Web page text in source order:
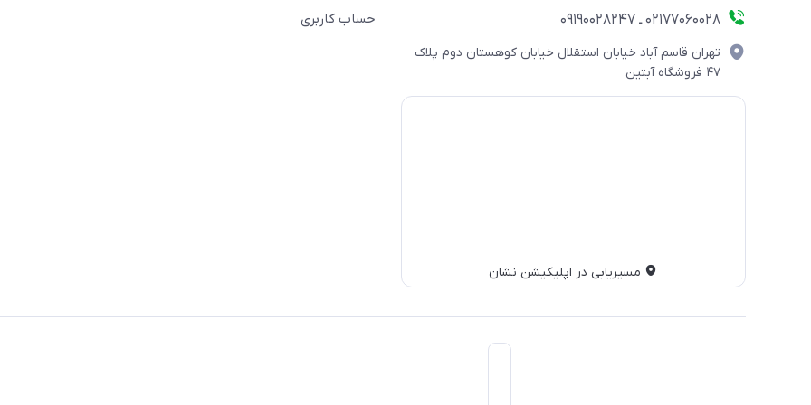
۰۲۱۷۷۰۶۰۰۲۸ ـ ۰۹۱۹۰۰۲۸۲۴۷
تهران قاسم آباد خیابان استقلال خیابان کوهستان دوم پلاک
۴۷ فروشگاه آبتین
مسیریابی در اپلیکیشن نشان
حساب کاربری